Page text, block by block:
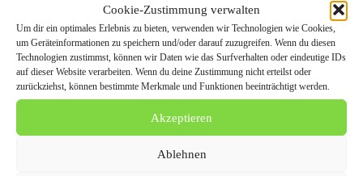
Cookie-Zustimmung verwalten
Um dir ein optimales Erlebnis zu bieten, verwenden wir Technologien wie Cookies,
um Geräteinformationen zu speichern und/oder darauf zuzugreifen. Wenn du diesen
Technologien zustimmst, können wir Daten wie das Surfverhalten oder eindeutige IDs
auf dieser Website verarbeiten. Wenn du deine Zustimmung nicht erteilst oder
zurückziehst, können bestimmte Merkmale und Funktionen beeinträchtigt werden.
Akzeptieren
Ablehnen
verlängerte Nutzung
Die längere Nutzung von Fahrzeugen im Ausland hat
auch ökologische Vorteile. Jede Weiterverwendung
Neuproduktion. Ressourcen werden effizient eingesetzt,